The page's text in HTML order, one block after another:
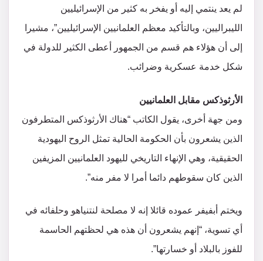
لم يعد ينتمي إليه أو يفخر به كثير من الإسرائيليين
الليبراليين، وبالتأكيد معظم العلمانيين الإسرائيليين”، مشيرا
إلى أن هؤلاء هم قسم من الجمهور أعطى الكثير للدولة في
شكل خدمة عسكرية وضرائب.
الأرثوذكس مقابل العلمانيين
ومن جهة أخرى، يقول الكاتب “هناك الأرثوذكس المتطرفون
الذين يشعرون بأن الحكومة الحالية تمثل الروح اليهودية
الحقيقية، وهي الإنهاء التاريخي لليهود العلمانيين المزيفين
الذين كان سقوطهم دائما أمرا لا مفر منه”.
ويختم أبفيفر عموده قائلا إنه لا مصلحة لنتنياهو وحلفائه في
أي تسوية، “إنهم يشعرون أن هذه هي لحظتهم الحاسمة
للفوز بالبلاد أو خسارتها”.